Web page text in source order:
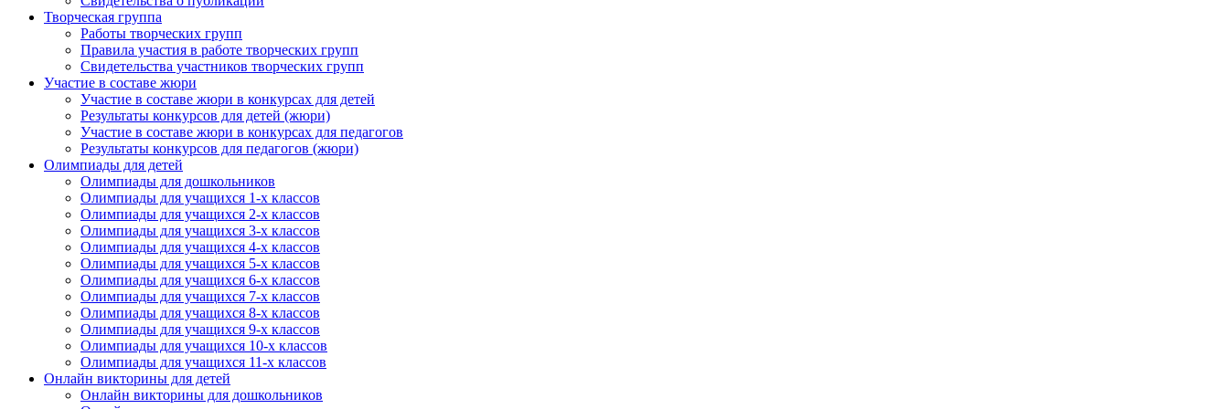
Творческая группа
Работы творческих групп
Правила участия в работе творческих групп
Свидетельства участников творческих групп
Участие в составе жюри
Участие в составе жюри в конкурсах для детей
Результаты конкурсов для детей (жюри)
Участие в составе жюри в конкурсах для педагогов
Результаты конкурсов для педагогов (жюри)
Олимпиады для детей
Олимпиады для дошкольников
Олимпиады для учащихся 1-х классов
Олимпиады для учащихся 2-х классов
Олимпиады для учащихся 3-х классов
Олимпиады для учащихся 4-х классов
Олимпиады для учащихся 5-х классов
Олимпиады для учащихся 6-х классов
Олимпиады для учащихся 7-х классов
Олимпиады для учащихся 8-х классов
Олимпиады для учащихся 9-х классов
Олимпиады для учащихся 10-х классов
Олимпиады для учащихся 11-х классов
Онлайн викторины для детей
Онлайн викторины для дошкольников